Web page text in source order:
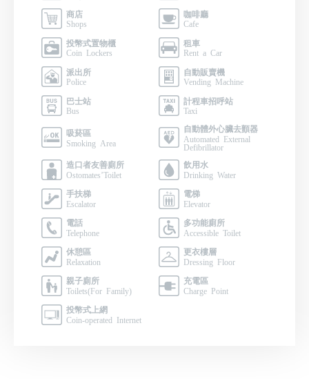
商店
Shops
咖啡廳
Cafe
投幣式置物櫃
Coin Lockers
租車
Rent a Car
派出所
Police
自動販賣機
Vending Machine
巴士站
Bus
計程車招呼站
Taxi
吸菸區
Smoking Area
自動體外心臟去顫器
Automated External
Defibrillator
造口者友善廁所
Ostomates’Toilet
飲用水
Drinking Water
手扶梯
Escalator
電梯
Elevator
電話
Telephone
多功能廁所
Accessible Toilet
休憩區
Relaxation
更衣樓層
Dressing Floor
親子廁所
Toilets(For Family)
充電區
Charge Point
投幣式上網
Coin-operated Internet